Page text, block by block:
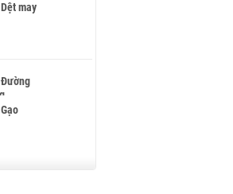
Dệt may
Đường
Gạo